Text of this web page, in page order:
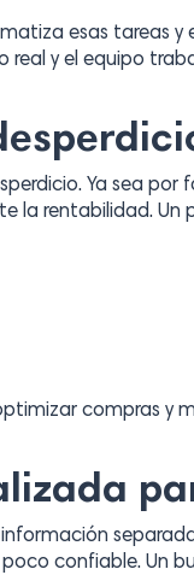
esas tareas y
real y el equipo
Ya sea
la rentabilidad. Un
compras y
confiable. Un